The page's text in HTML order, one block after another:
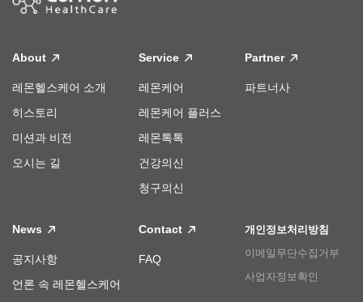
About
레몬헬스케어 소개
히스토리
미션과 비전
오시는 길
Service
레몬케어
레몬케어 플러스
레몬톡톡
건강의신
청구의신
Partner
파트너사
News
공지사항
언론 속 레몬헬스케어
Contact
FAQ
개인정보처리방침
이메일무단수집거부
사업자정보확인